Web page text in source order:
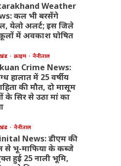
Weather
कल भी बरसेंगे
येलो अलर्ट; इस जिले
में अवकाश घोषित
क्राइम नैनीताल
Crime News:
हालात में 25 वर्षीय
की मौत, दो मासूम
के सिर से उठा मां का
नैनीताल
News: डीएम की
से भू-माफिया के कब्जे
हुई 25 नाली भूमि,